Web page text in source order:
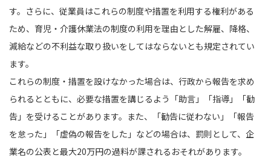
す。さらに、従業員はこれらの制度や措置を利用する権利がある
ため、育児・介護休業法の制度の利用を理由とした解雇、降格、
減給などの不利益な取り扱いをしてはならないとも規定されてい
ます。
これらの制度・措置を設けなかった場合は、行政から報告を求め
られるとともに、必要な措置を講じるよう「助言」「指導」「勧
告」を受けることがあります。また、「勧告に従わない」「報告
を怠った」「虚偽の報告をした」などの場合は、罰則として、企
業名の公表と最大20万円の過料が課されるおそれがあります。